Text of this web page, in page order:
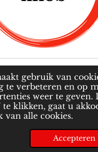
gebruik van
te verbeteren en op
weer te geven.
te klikken, gaat u
van alle cookies.
Accepteren
-Algemene
Automotive en
Kaart